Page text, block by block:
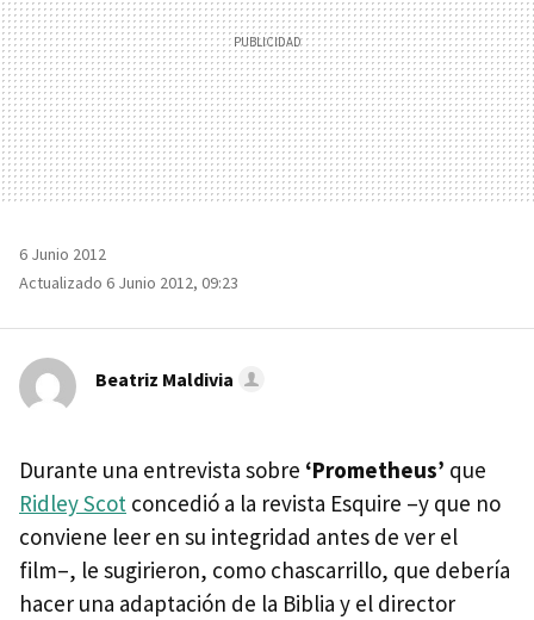
6 Junio 2012
Actualizado 6 Junio 2012, 09:23
Beatriz Maldivia
Durante una entrevista sobre ‘Prometheus’ que
Ridley Scot concedió a la revista Esquire –y que no
conviene leer en su integridad antes de ver el
film–, le sugirieron, como chascarrillo, que debería
hacer una adaptación de la Biblia y el director